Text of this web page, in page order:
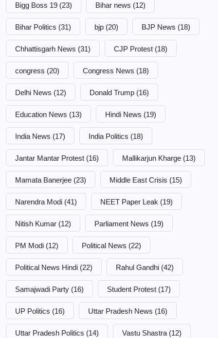
Bigg Boss 19 (23) Bihar news (12)
Bihar Politics (31) bjp (20) BJP News (18)
Chhattisgarh News (31) CJP Protest (18)
congress (20) Congress News (18)
Delhi News (12) Donald Trump (16)
Education News (13) Hindi News (19)
India News (17) India Politics (18)
Jantar Mantar Protest (16) Mallikarjun Kharge (13)
Mamata Banerjee (23) Middle East Crisis (15)
Narendra Modi (41) NEET Paper Leak (19)
Nitish Kumar (12) Parliament News (19)
PM Modi (12) Political News (22)
Political News Hindi (22) Rahul Gandhi (42)
Samajwadi Party (16) Student Protest (17)
UP Politics (16) Uttar Pradesh News (16)
Uttar Pradesh Politics (14) Vastu Shastra (12)